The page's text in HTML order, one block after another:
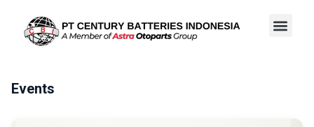
Events